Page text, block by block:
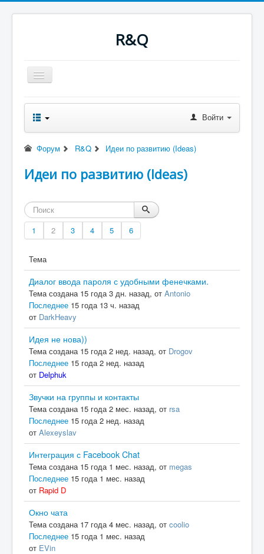
R&Q
Включить/
выключить
Последнее
Скачать
Файлы
RQводство
Войти
Форум R&Q Идеи по развитию (Ideas)
Идеи по развитию (Ideas)
1 2 3 4 5 6
Тема
Диалог ввода пароля с удобными фенечками.
Тема создана 15 года 3 дн. назад, от Antonio
Последнее 15 года 13 ч. назад
от DarkHeavy
Идея не нова))
Тема создана 15 года 2 нед. назад, от Drogov
Последнее 15 года 2 нед. назад
от Delphuk
Звучки на группы и контакты
Тема создана 15 года 2 мес. назад, от rsa
Последнее 15 года 2 нед. назад
от Alexeyslav
Интеграция с Facebook Chat
Тема создана 15 года 1 мес. назад, от megas
Последнее 15 года 1 мес. назад
от Rapid D
Окно чата
Тема создана 17 года 4 мес. назад, от coolio
Последнее 15 года 1 мес. назад
от EVin